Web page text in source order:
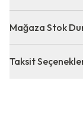
Mağaza Stok
Taksit